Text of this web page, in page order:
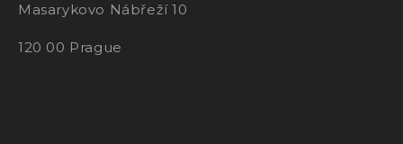
Masarykovo Nábřeží 10
120 00 Prague